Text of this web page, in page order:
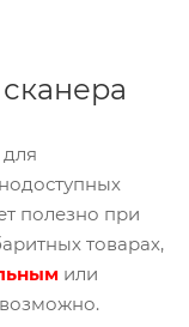
полезно при
товарах,
или